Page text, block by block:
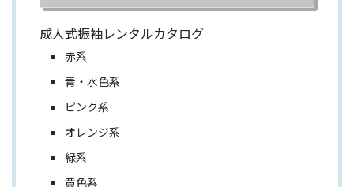
成人式振袖レンタルカタログ
赤系
青・水色系
ピンク系
オレンジ系
緑系
黄色系